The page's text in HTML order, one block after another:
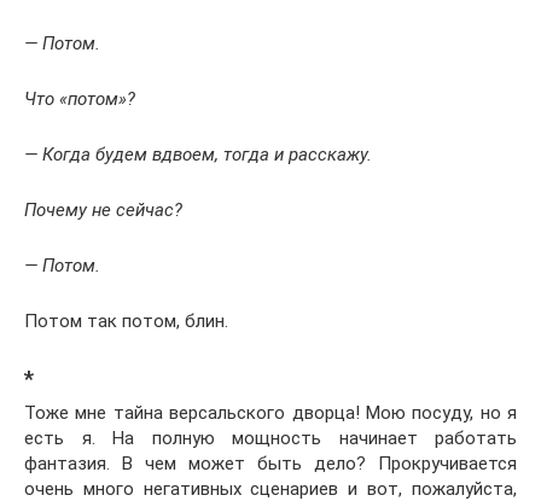
— Потом.
Что «потом»?
— Когда будем вдвоем, тогда и расскажу.
Почему не сейчас?
— Потом.
Потом так потом, блин.
*
Тоже мне тайна версальского дворца! Мою посуду, но я
есть я. На полную мощность начинает работать
фантазия. В чем может быть дело? Прокручивается
очень много негативных сценариев и вот, пожалуйста,